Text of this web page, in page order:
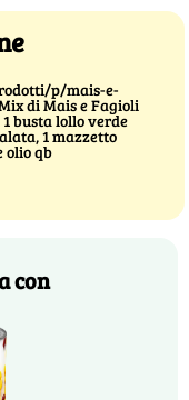
p/mais-e-
di Mais e Fagioli
1 busta lollo verde
1 mazzetto
olio qb
con